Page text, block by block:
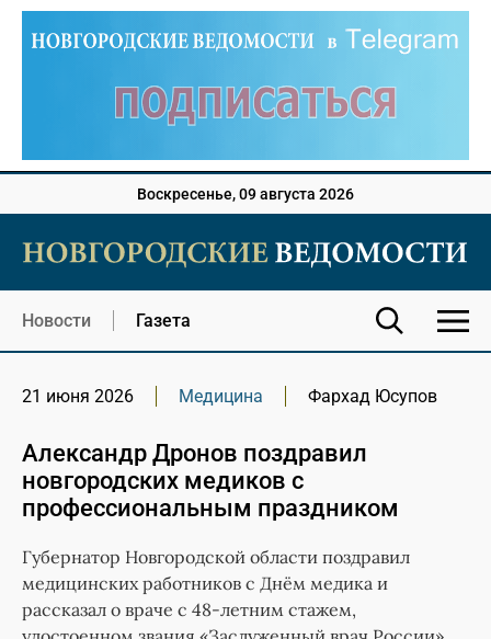
Воскресенье, 09 августа 2026
Новости Газета
21 июня 2026 Медицина Фархад Юсупов
Александр Дронов поздравил
новгородских медиков с
профессиональным праздником
Губернатор Новгородской области поздравил
медицинских работников с Днём медика и
рассказал о враче с 48-летним стажем,